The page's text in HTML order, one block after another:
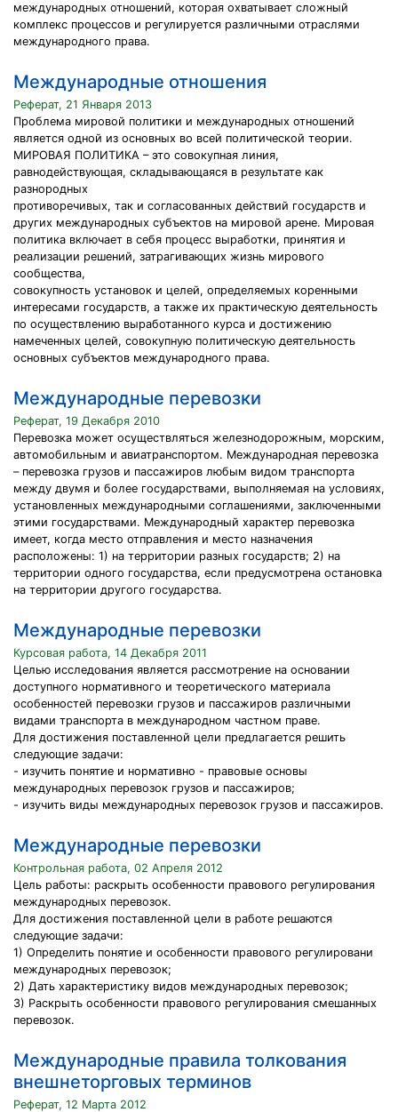
международных отношений, которая охватывает сложный
комплекс процессов и регулируется различными отраслями
международного права.
Международные отношения
Реферат, 21 Января 2013
Проблема мировой политики и международных отношений
является одной из основных во всей политической теории.
МИРОВАЯ ПОЛИТИКА – это совокупная линия,
равнодействующая, складывающаяся в результате как
разнородных
противоречивых, так и согласованных действий государств и
других международных субъектов на мировой арене. Мировая
политика включает в себя процесс выработки, принятия и
реализации решений, затрагивающих жизнь мирового
сообщества,
совокупность установок и целей, определяемых коренными
интересами государств, а также их практическую деятельность
по осуществлению выработанного курса и достижению
намеченных целей, совокупную политическую деятельность
основных субъектов международного права.
Международные перевозки
Реферат, 19 Декабря 2010
Перевозка может осуществляться железнодорожным, морским,
автомобильным и авиатранспортом. Международная перевозка
– перевозка грузов и пассажиров любым видом транспорта
между двумя и более государствами, выполняемая на условиях,
установленных международными соглашениями, заключенными
этими государствами. Международный характер перевозка
имеет, когда место отправления и место назначения
расположены: 1) на территории разных государств; 2) на
территории одного государства, если предусмотрена остановка
на территории другого государства.
Международные перевозки
Курсовая работа, 14 Декабря 2011
Целью исследования является рассмотрение на основании
доступного нормативного и теоретического материала
особенностей перевозки грузов и пассажиров различными
видами транспорта в международном частном праве.
Для достижения поставленной цели предлагается решить
следующие задачи:
- изучить понятие и нормативно - правовые основы
международных перевозок грузов и пассажиров;
- изучить виды международных перевозок грузов и пассажиров.
Международные перевозки
Контрольная работа, 02 Апреля 2012
Цель работы: раскрыть особенности правового регулирования
международных перевозок.
Для достижения поставленной цели в работе решаются
следующие задачи:
1) Определить понятие и особенности правового регулировани
международных перевозок;
2) Дать характеристику видов международных перевозок;
3) Раскрыть особенности правового регулирования смешанных
перевозок.
Международные правила толкования
внешнеторговых терминов
Реферат, 12 Марта 2012